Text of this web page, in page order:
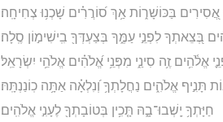
בַּכּוֹשָׁר֑וֹת אַ֥ךְ ס֝וֹרֲרִ֗ים שָׁכְנ֥וּ צְחִיחָֽה׃
בְּ֭צֵאתְךָ לִפְנֵ֣י עַמֶּ֑ךָ בְּצַעְדְּךָ֖ בִֽישִׁימ֣וֹן סֶֽלָה׃
זֶ֥ה סִינַ֑י מִפְּנֵ֥י אֱ֝לֹהִ֗ים אֱלֹהֵ֥י יִשְׂרָאֵֽל׃
תָּנִ֣יף אֱלֹהִ֑ים נַחֲלָתְךָ֥ וְ֝נִלְאָ֗ה אַתָּ֥ה כֽוֹנַנְתָּֽהּ׃
חַיָּתְךָ֥ יָֽשְׁבוּ־בָ֑הּ תָּ֤כִ֥ין בְּטוֹבָתְךָ֖ לֶעָנִ֣י אֱלֹהִֽים׃